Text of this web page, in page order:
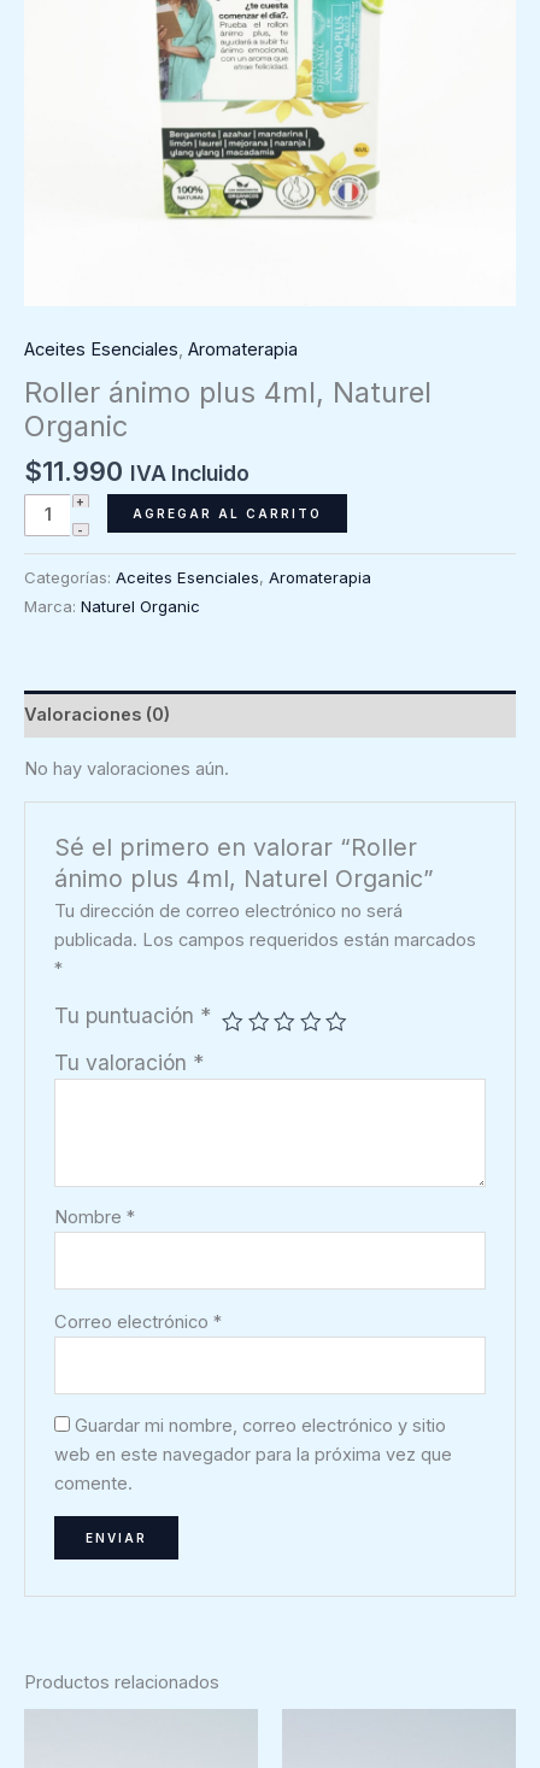
Aceites Esenciales, Aromaterapia
Roller ánimo plus 4ml, Naturel
Organic
$11.990 IVA Incluido
Roller
ánimo
AGREGAR AL CARRITO
Categorías: Aceites Esenciales, Aromaterapia
Marca: Naturel Organic
Valoraciones (0)
No hay valoraciones aún.
Sé el primero en valorar “Roller
ánimo plus 4ml, Naturel Organic”
Tu dirección de correo electrónico no será
publicada. Los campos requeridos están marcados
*
Tu puntuación *
Tu valoración *
Nombre*
Correo electrónico*
Guardar mi nombre, correo electrónico y sitio
web en este navegador para la próxima vez que
comente.
Productos relacionados